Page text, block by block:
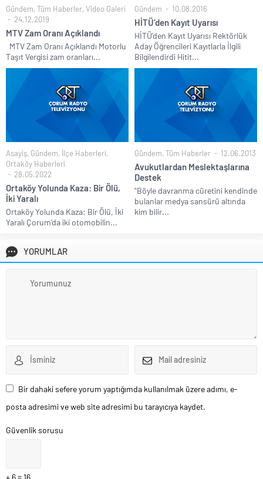
Gündem, Tüm Haberler, Video Galeri
24.12.2019
MTV Zam Oranı Açıklandı
MTV Zam Oranı Açıklandı Motorlu
Taşıt Vergisi zam oranları...
Gündem 10.08.2016
HİTÜ’den Kayıt Uyarısı
HİTÜ’den Kayıt Uyarısı Rektörlük
Aday Öğrencileri Kayıtlarla İlgili
Bilgilendirdi Hitit...
Asayiş, Gündem, İlçe Haberleri,
Ortaköy Haberleri
28.05.2022
Ortaköy Yolunda Kaza: Bir Ölü,
İki Yaralı
Ortaköy Yolunda Kaza: Bir Ölü, İki
Yaralı Çorum’da iki otomobilin...
Gündem, Tüm Haberler 12.06.2013
Avukutlardan Meslektaşlarına
Destek
"Böyle davranma cüretini kendinde
bulanlar medya sansürü altında
kim bilir...
YORUMLAR
Bir dahaki sefere yorum yaptığımda kullanılmak üzere adımı, e-
posta adresimi ve web site adresimi bu tarayıcıya kaydet.
Güvenlik sorusu
+ 6 = 16